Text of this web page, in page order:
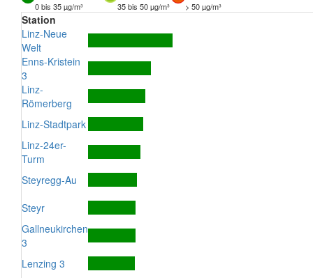
0 bis 35 µg/m³
35 bis 50 µg/m³ > 50 µg/m³
Station
Linz-Neue
Welt
Enns-Kristein
3
Linz-
Römerberg
Linz-Stadtpark
Linz-24er-
Turm
Steyregg-Au
Steyr
Gallneukirchen
3
Lenzing 3